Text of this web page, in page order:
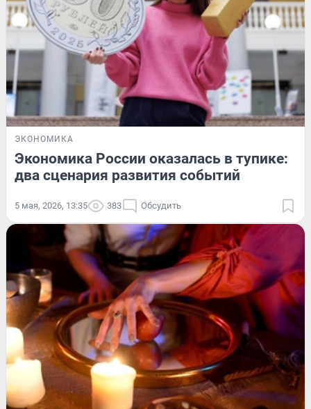
ЭКОНОМИКА
Экономика России оказалась в тупике:
два сценария развития событий
5 мая, 2026, 13:35 383 Обсудить